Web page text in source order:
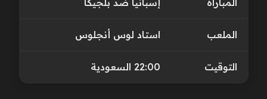
الملعب استاد لوس أنجلوس
التوقيت 22:00 السعودية